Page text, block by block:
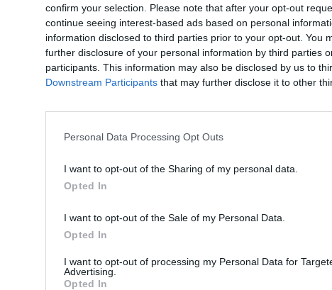
confirm your selection. Please note that after your opt-out
continue seeing interest-based ads based on personal
information disclosed to third parties prior to your opt-out. You
further disclosure of your personal information by third parties
participants. This information may also be disclosed by us to
Downstream Participants that may further disclose it to other
Personal Data Processing Opt Outs
I want to opt-out of the Sharing of my personal data.
Opted In
I want to opt-out of the Sale of my Personal Data.
Opted In
I want to opt-out of processing my Personal Data for
Advertising.
Opted In